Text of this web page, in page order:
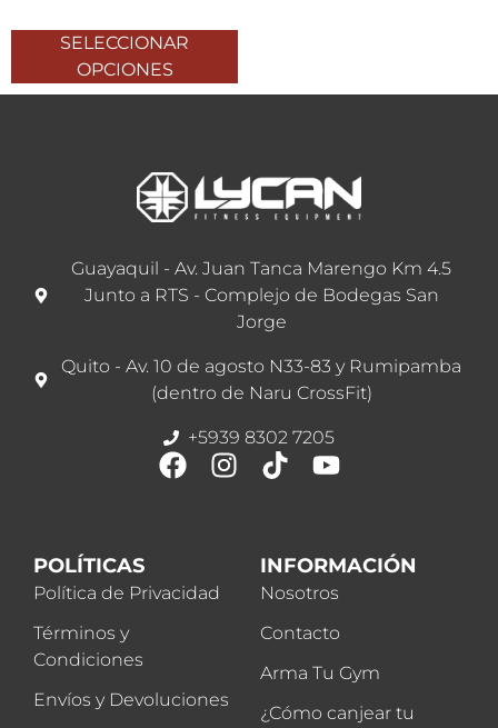
SELECCIONAR
OPCIONES
Guayaquil - Av. Juan Tanca Marengo Km 4.5
Junto a RTS - Complejo de Bodegas San
Jorge
Quito - Av. 10 de agosto N33-83 y Rumipamba
(dentro de Naru CrossFit)
+5939 8302 7205
POLÍTICAS
Política de Privacidad
Términos y
Condiciones
Envíos y Devoluciones
INFORMACIÓN
Nosotros
Contacto
Arma Tu Gym
¿Cómo canjear tu